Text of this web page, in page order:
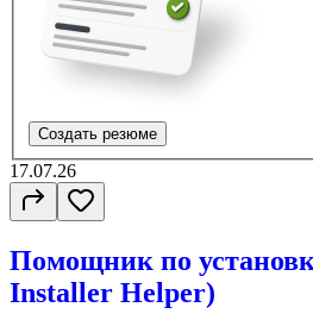
Создать резюме
17.07.26
Помощник по
Installer Helper)